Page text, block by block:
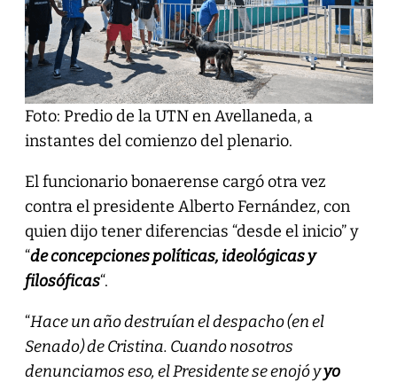
Foto: Predio de la UTN en Avellaneda, a
instantes del comienzo del plenario.
El funcionario bonaerense cargó otra vez
contra el presidente Alberto Fernández, con
quien dijo tener diferencias “desde el inicio” y
“de concepciones políticas, ideológicas y
filosóficas“.
“Hace un año destruían el despacho (en el
Senado) de Cristina. Cuando nosotros
denunciamos eso, el Presidente se enojó yyo